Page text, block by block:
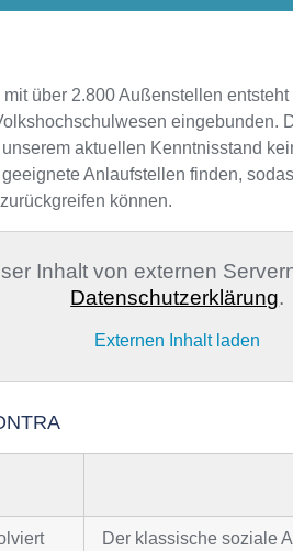
über 2.800 Außenstellen
eingebunden.
aktuellen Kenntnisstand
Anlaufstellen finden,
können.
Inhalt von externen
Datenschutzerklärung.
Externen Inhalt laden
Der klassische soziale